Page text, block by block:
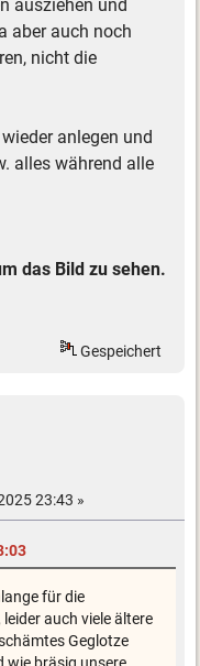
ausziehen und
aber auch noch
nicht die
anlegen und
alles während alle
das Bild zu sehen.
Gespeichert
23:43 »
für die
auch viele ältere
Geglotze